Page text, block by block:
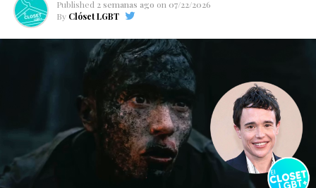
Published 2 semanas ago on 07/22/2026
By Clóset LGBT